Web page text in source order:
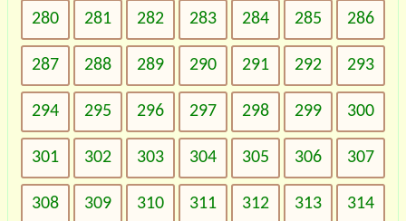
280 281 282 283 284 285 286
287 288 289 290 291 292 293
294 295 296 297 298 299 300
301 302 303 304 305 306 307
308 309 310 311 312 313 314